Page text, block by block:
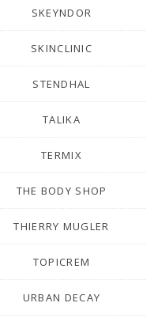
SKEYNDOR
SKINCLINIC
STENDHAL
TALIKA
TERMIX
THE BODY SHOP
THIERRY MUGLER
TOPICREM
URBAN DECAY